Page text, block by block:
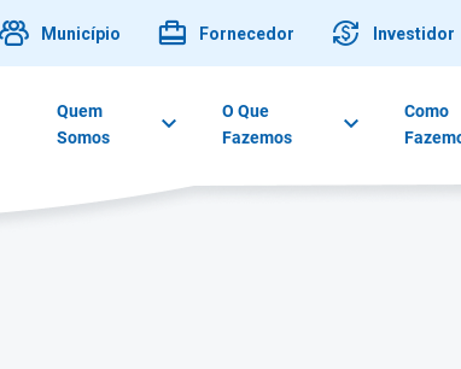
Município Fornecedor Investidor
Quem
Somos
O Que
Fazemos
Como